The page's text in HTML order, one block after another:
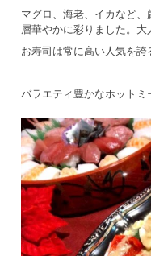
マグロ、海老、イカなど
層華やかに彩りました。大
お寿司は常に高い人気を誇
バラエティ豊かなホットミ